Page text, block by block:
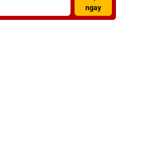
ngay